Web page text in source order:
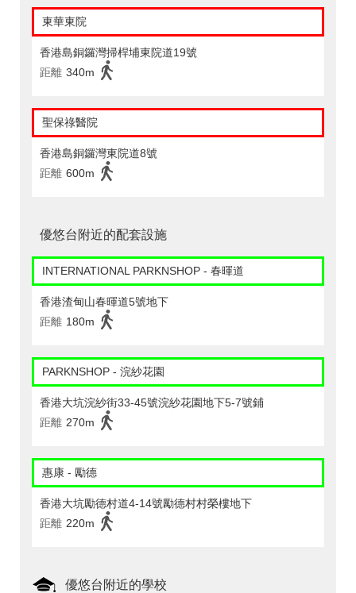
東華東院
香港島銅鑼灣掃桿埔東院道19號
距離 340m
聖保祿醫院
香港島銅鑼灣東院道8號
距離 600m
優悠台附近的配套設施
INTERNATIONAL PARKNSHOP - 春暉道
香港渣甸山春暉道5號地下
距離 180m
PARKNSHOP - 浣紗花園
香港大坑浣紗街33-45號浣紗花園地下5-7號鋪
距離 270m
惠康 - 勵德
香港大坑勵德村道4-14號勵德村村榮樓地下
距離 220m
優悠台附近的學校